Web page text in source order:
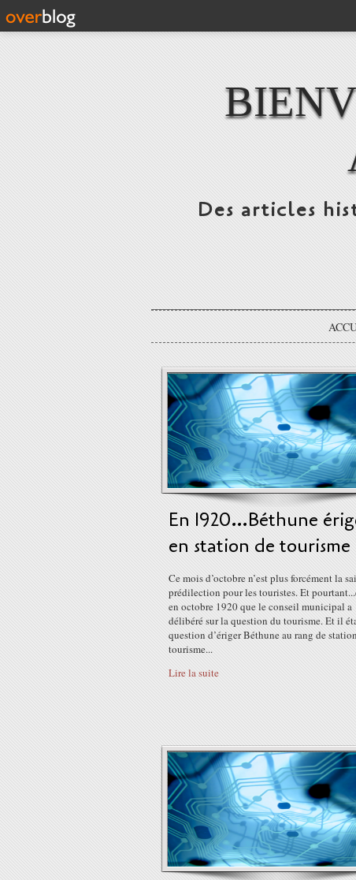
Des articles
En 1920…Béthune
en station de tourisme
Ce mois d’octobre n’est plus forcément la
prédilection pour les touristes. Et
en octobre 1920 que le conseil municipal a
délibéré sur la question du tourisme. Et il
question d’ériger Béthune au rang de
tourisme...
Lire la suite